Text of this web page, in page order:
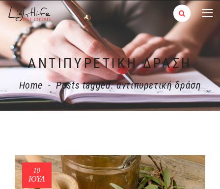
ΑΝΤΙΠΥΡΕΤΙΚΉ ΔΡΆΣΗ
Home - Posts tagged: αντιπυρετική δράση
10
ΙΟΎΛ